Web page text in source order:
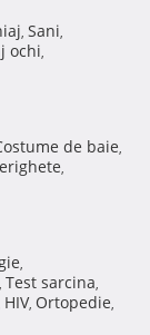
, Sani,
ochi,
de baie,
,
,
, Test sarcina,
HIV, Ortopedie,